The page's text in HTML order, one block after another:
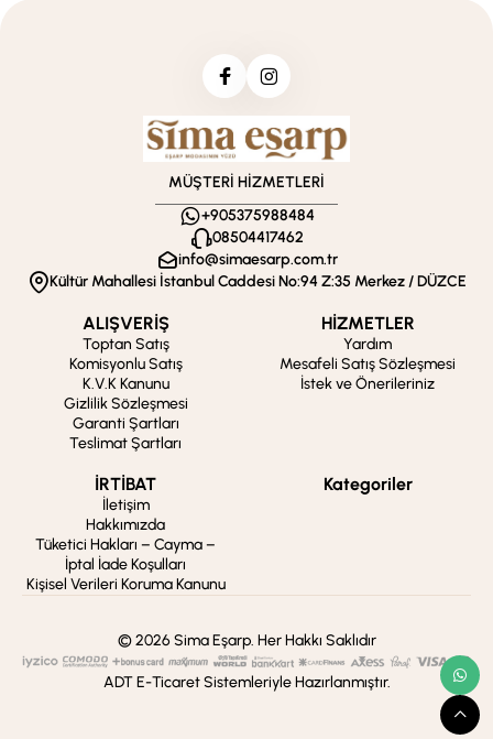
MÜŞTERİ HİZMETLERİ
+905375988484
08504417462
info@simaesarp.com.tr
Kültür Mahallesi İstanbul Caddesi No:94 Z:35 Merkez / DÜZCE
ALIŞVERİŞ
Toptan Satış
Komisyonlu Satış
K.V.K Kanunu
Gizlilik Sözleşmesi
Garanti Şartları
Teslimat Şartları
HİZMETLER
Yardım
Mesafeli Satış Sözleşmesi
İstek ve Önerileriniz
İRTİBAT
İletişim
Hakkımızda
Tüketici Hakları – Cayma –
İptal İade Koşulları
Kişisel Verileri Koruma Kanunu
Kategoriler
© 2026 Sima Eşarp. Her Hakkı Saklıdır
ADT E-Ticaret Sistemleriyle Hazırlanmıştır.